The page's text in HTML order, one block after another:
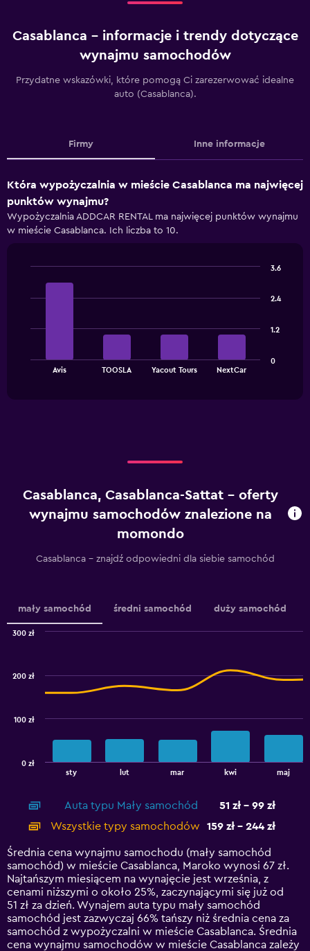
Casablanca – informacje i trendy dotyczące
wynajmu samochodów
Przydatne wskazówki, które pomogą Ci zarezerwować idealne
auto (Casablanca).
Firmy Inne informacje
Która wypożyczalnia w mieście Casablanca ma najwięcej
punktów wynajmu?
Wypożyczalnia ADDCAR RENTAL ma najwięcej punktów wynajmu
w mieście Casablanca. Ich liczba to 10.
The
chart
axis
Range:
0
to
Avis TOOSLA Yacout Tours NextCar
0
1.2
2.4
3.6
Casablanca, Casablanca-Sattat – oferty
wynajmu samochodów znalezione na
momondo
Casablanca – znajdź odpowiedni dla siebie samochód
mały samochód średni samochód duży samochód
displaying
categories.
Range:
14
categories.
The
chart
has
1
Y
axis
sty lut mar kwi maj
0 zł
100 zł
200 zł
300 zł
Auta typu Mały samochód
51 zł - 99 zł
Wszystkie typy samochodów
159 zł - 244 zł
Średnia cena wynajmu samochodu (mały samochód
samochód) w mieście Casablanca, Maroko wynosi 67 zł.
Najtańszym miesiącem na wynajęcie jest września, z
cenami niższymi o około 25%, zaczynającymi się już od
51 zł za dzień. Wynajem auta typu mały samochód
samochód jest zazwyczaj 66% tańszy niż średnia cena za
samochód z wypożyczalni w mieście Casablanca. Średnia
cena wynajmu samochodów w mieście Casablanca zależy